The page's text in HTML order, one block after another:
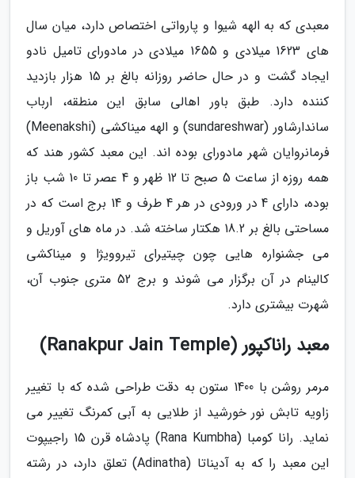
معبدی که به الهه شیوا و پارواتی اختصاص دارد، میان سال
های 1623 میلادی و 1655 میلادی در مادورای تامیل نادو
ایجاد گشت و در حال حاضر روزانه بالغ بر 15 هزار بازدید
کننده دارد. طبق باور اهالی سابق این منطقه، ارباب
ساندارشاور (sundareshwar) و الهه میناکشی (Meenakshi)
فرمانروایان شهر مادورای بوده اند. این معبد کشور هند که
همه روزه از ساعت 5 صبح تا 12 ظهر و 4 عصر تا 10 شب باز
بوده، دارای 4 در ورودی در هر 4 طرف و 14 برج است که در
مساحتی بالغ بر 18.2 هکتار ساخته شد. در ماه های آوریل و
می جشنواره هایی چون چیتیرای تیروویژا و میناکشی
کالینام در آن برگزار می شوند و برج 52 متری جنوب آن،
شهرت بیشتری دارد.
معبد راناکپور (Ranakpur Jain Temple)
مرمر روشن با 1400 ستون به دقت طراحی شده که با تغییر
زاویه تابش نور خورشید از طلایی به آبی کمرنگ تغییر می
نماید. رانا کومبا (Rana Kumbha) پادشاه قرن 15 راجیپوت
این معبد را که به آدیناتا (Adinatha) تعلق دارد، در رشته